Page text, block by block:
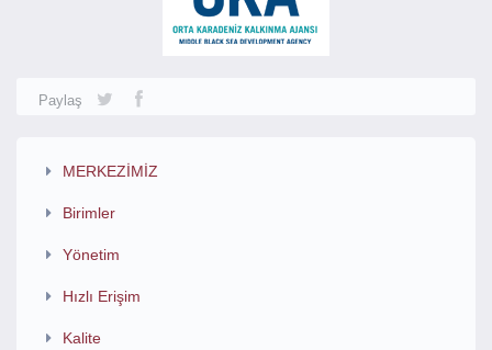
Paylaş
MERKEZİMİZ
Birimler
Yönetim
Hızlı Erişim
Kalite